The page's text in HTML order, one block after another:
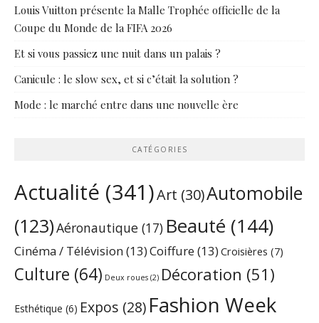
Louis Vuitton présente la Malle Trophée officielle de la
Coupe du Monde de la FIFA 2026
Et si vous passiez une nuit dans un palais ?
Canicule : le slow sex, et si c’était la solution ?
Mode : le marché entre dans une nouvelle ère
CATÉGORIES
Actualité (341)Art (30)Automobile
(123)Aéronautique (17) Beauté (144)
Cinéma / Télévision(13)Coiffure(13) Croisières (7)
Culture (64) Deux roues (2) Décoration (51)
Esthétique (6) Expos (28) Fashion Week